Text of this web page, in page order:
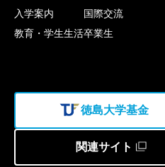
入学案内
教育・学生生活
国際交流
卒業生
徳島大学基金
関連サイト